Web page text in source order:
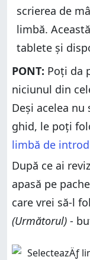
scrierea de
limbă.
tablete și
PONT: Poți da
niciunul din
Deși acelea
ghid, le poți
limbă de
După ce ai
apasă pe
care vrei să-l
(Următorul) -